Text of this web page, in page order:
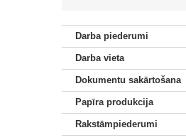
Darba piederumi
Darba vieta
Dokumentu sakārtošana
Papīra produkcija
Rakstāmpiederumi